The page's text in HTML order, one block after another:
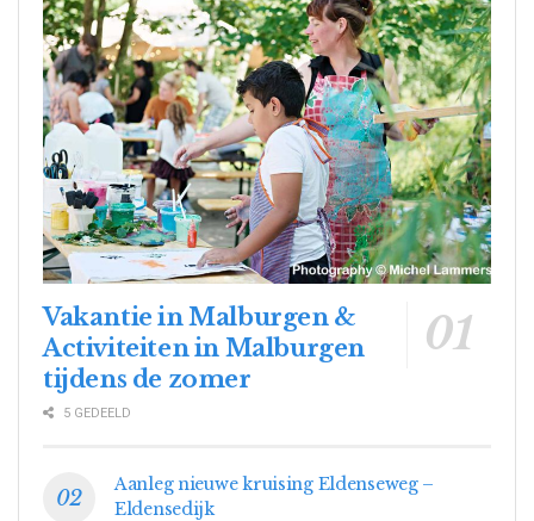
Vakantie in Malburgen &
Activiteiten in Malburgen
tijdens de zomer
5 GEDEELD
Aanleg nieuwe kruising Eldenseweg –
Eldensedijk